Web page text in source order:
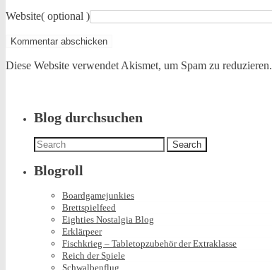
Website( optional )
Diese Website verwendet Akismet, um Spam zu reduzieren.
Blog durchsuchen
Search
for:
Blogroll
Boardgamejunkies
Brettspielfeed
Eighties Nostalgia Blog
Erklärpeer
Fischkrieg – Tabletopzubehör der Extraklasse
Reich der Spiele
Schwalbenflug